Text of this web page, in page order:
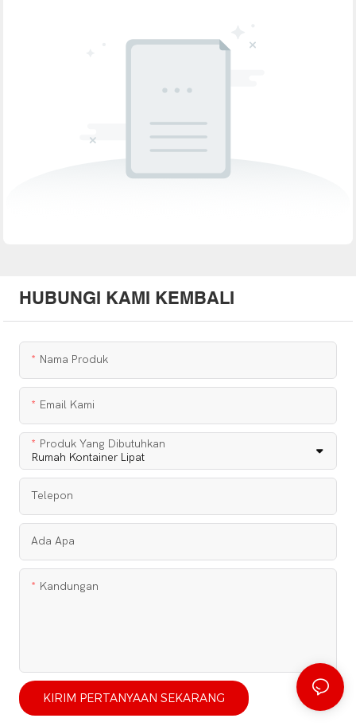
HUBUNGI KAMI KEMBALI
Nama Produk
Email Kami
Produk Yang Dibutuhkan
Telepon
Ada Apa
Kandungan
KIRIM PERTANYAAN SEKARANG